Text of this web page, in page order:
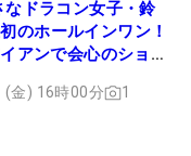
ドラコン女子・鈴
のホールインワン！
アンで会心のショッ
(金) 16時00分 1